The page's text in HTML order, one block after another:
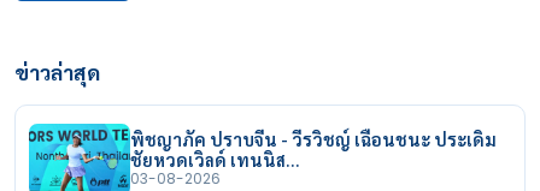
ข่าวล่าสุด
พิชญาภัค ปราบจีน - วีรวิชญ์ เฉือนชนะ ประเดิม
ชัยหวดเวิลด์ เทนนิส…
03-08-2026